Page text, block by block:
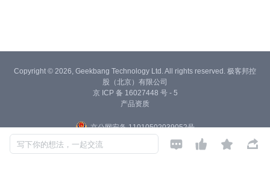
写下你的想法，一起交流    
Copyright © 2026, Geekbang Technology Ltd. All rights reserved. 极客邦控
股（北京）有限公司
京 ICP 备 16027448 号 - 5
产品资质
京公网安备 11010502039052号